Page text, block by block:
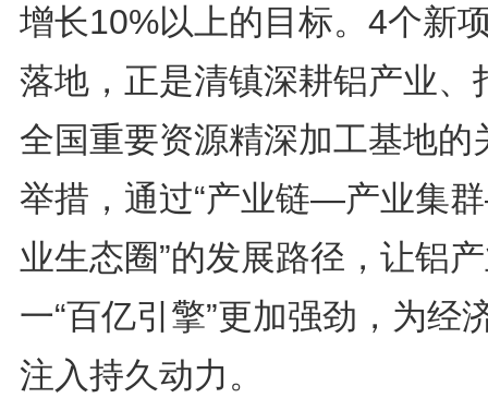
增长10%以上的目标。4个新
落地，正是清镇深耕铝产业、
全国重要资源精深加工基地的
举措，通过“产业链—产业集
业生态圈”的发展路径，让铝
一“百亿引擎”更加强劲，为经
注入持久动力。